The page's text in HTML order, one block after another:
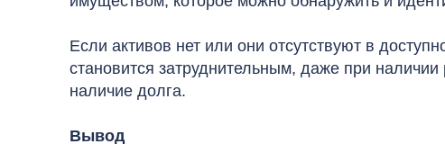
Если активов нет или они отсутствуют в
становится затруднительным, даже при
наличие долга.
Вывод